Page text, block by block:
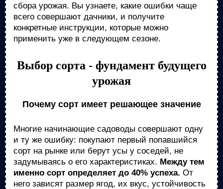
сбора урожая. Вы узнаете, какие ошибки чаще
всего совершают дачники, и получите
конкретные инструкции, которые можно
применить уже в следующем сезоне.
Выбор сорта - фундамент будущего
урожая
Почему сорт имеет решающее значение
Многие начинающие садоводы совершают одну
и ту же ошибку: покупают первый попавшийся
сорт на рынке или берут усы у соседей, не
задумываясь о его характеристиках. Между тем
именно сорт определяет до 40% успеха. От
него зависят размер ягод, их вкус, устойчивость